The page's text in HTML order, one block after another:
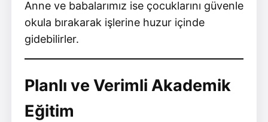
Anne ve babalarımız ise çocuklarını güvenle
okula bırakarak işlerine huzur içinde
gidebilirler.
Planlı ve Verimli Akademik
Eğitim